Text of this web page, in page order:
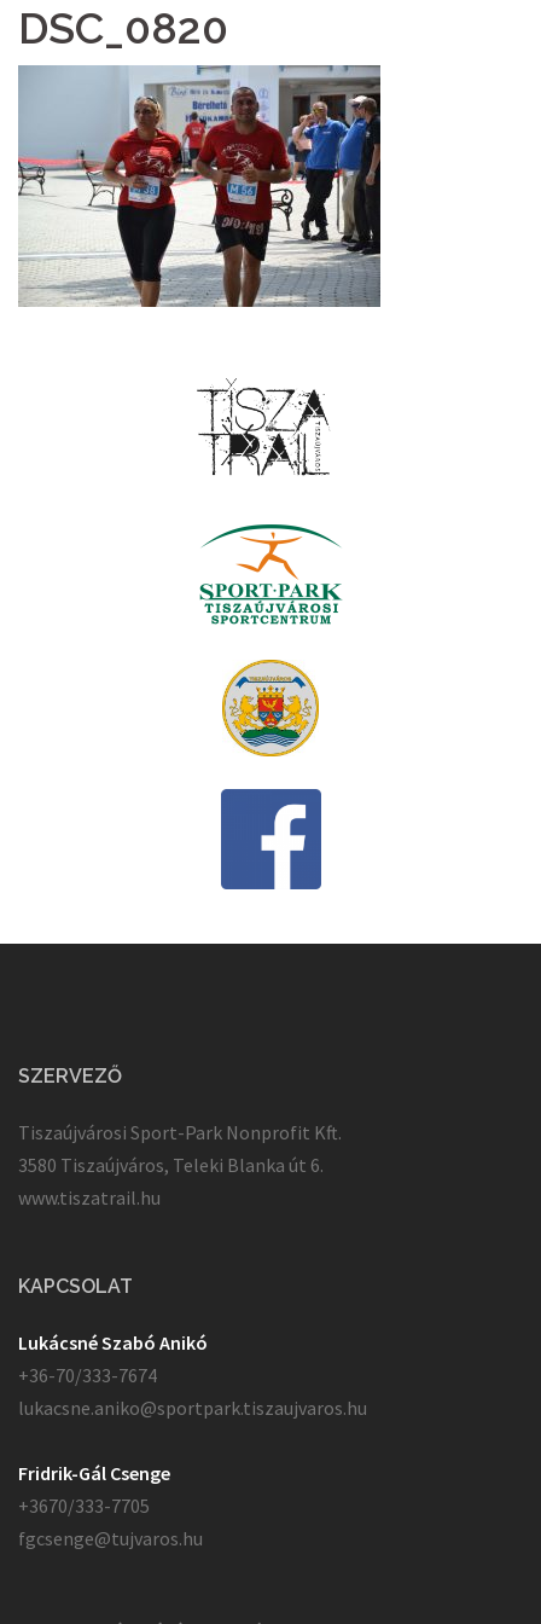
DSC_0820
SZERVEZŐ
Tiszaújvárosi Sport-Park Nonprofit Kft.
3580 Tiszaújváros, Teleki Blanka út 6.
www.tiszatrail.hu
KAPCSOLAT
Lukácsné Szabó Anikó
+36-70/333-7674
lukacsne.aniko@sportpark.tiszaujvaros.hu
Fridrik-Gál Csenge
+3670/333-7705
fgcsenge@tujvaros.hu